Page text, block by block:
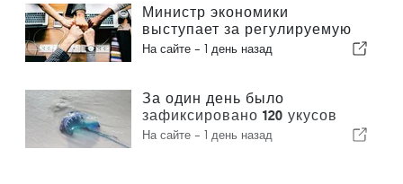
Министр экономики
выступает за регулируемую
интеграцию и гарантирует
На сайте - 1 день назад
За один день было
зафиксировано 120 укусов
португальского кораблика
На сайте - 1 день назад